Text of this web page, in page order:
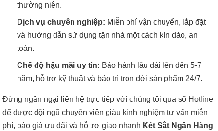
thường niên.
Dịch vụ chuyên nghiệp: Miễn phí vận chuyển, lắp đặt
và hướng dẫn sử dụng tận nhà một cách kín đáo, an
toàn.
Chế độ hậu mãi uy tín: Bảo hành lâu dài lên đến 5-7
năm, hỗ trợ kỹ thuật và bảo trì trọn đời sản phẩm 24/7.
Đừng ngần ngại liên hệ trực tiếp với chúng tôi qua số Hotline
để được đội ngũ chuyên viên giàu kinh nghiệm tư vấn miễn
phí, báo giá ưu đãi và hỗ trợ giao nhanh Két Sắt Ngân Hàng